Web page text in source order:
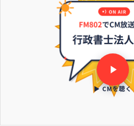
▶ CMを聴く